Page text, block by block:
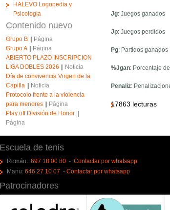
Jg: Juegos ganados
Jp: Juegos perdidos
Pg: Partidos ganados
%Jgan: Porcentaje
Penaliz:
17863 lecturas
HALEVO Logopedia y
Psicología
Contenido nuevo
Grupo B
Página
Grupo A
Página
ABIERTO PLAZO INSCRIPCION
LIGA DOBLES 2026
Noticia
Día de convivencia Virgen de la
Capilla
Noticia
Protocolo frente a la violencia
para menores
Página
Play off División de Honor
Página
Escuela de tenis
Román: 697 18 00 80 - Contactar por whatsapp
Manu: 646 27 10 07 - Contactar por whatsapp
Patrocinadores